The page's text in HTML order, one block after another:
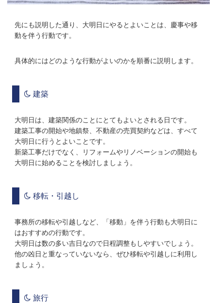
先にも説明した通り、大明日にやるとよいことは、慶事や移
動を伴う行動です。
具体的にはどのような行動がよいのかを順番に説明します。
建築
大明日は、建築関係のことにとてもよいとされる日です。
建築工事の開始や地鎮祭、不動産の売買契約などは、すべて
大明日に行うとよいことです。
新築工事だけでなく、リフォームやリノベーションの開始も
大明日に始めることを検討しましょう。
移転・引越し
事務所の移転や引越しなど、「移動」を伴う行動も大明日に
はおすすめの行動です。
大明日は数の多い吉日なので日程調整もしやすいでしょう。
他の凶日と重なっていないなら、ぜひ移転や引越しに利用し
ましょう。
旅行